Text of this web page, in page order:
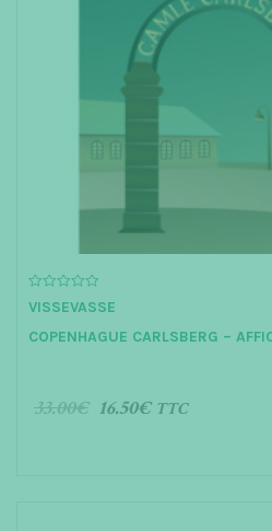
0
o
t
VISSEVASSE
COPENHAGUE CARLSBERG –
33.00€ 16.50€ TTC